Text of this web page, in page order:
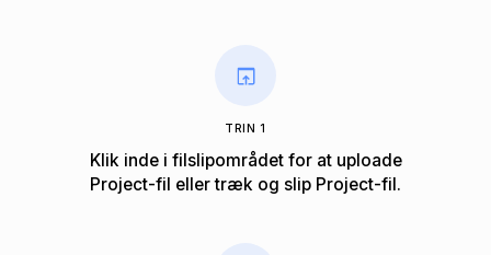
TRIN 1
Klik inde i filslipområdet for at uploade
Project-fil eller træk og slip Project-fil.